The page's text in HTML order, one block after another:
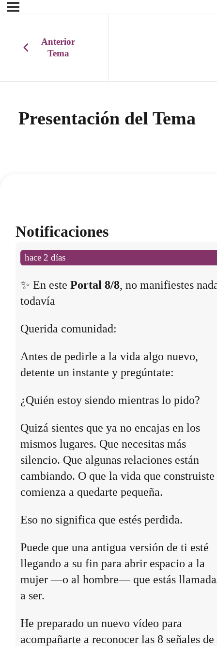
Anterior
Tema
Presentación del Tema
Notificaciones
hace 2 días
✨ En este Portal 8/8, no manifiestes
todavía
Querida comunidad:
Antes de pedirle a la vida algo nuevo,
detente un instante y pregúntate:
¿Quién estoy siendo mientras lo pido?
Quizá sientes que ya no encajas en los
mismos lugares. Que necesitas más
silencio. Que algunas relaciones están
cambiando. O que la vida que construiste
comienza a quedarte pequeña.
Eso no significa que estés perdida.
Puede que una antigua versión de ti esté
llegando a su fin para abrir espacio a la
mujer —o al hombre— que estás
a ser.
He preparado un nuevo vídeo para
acompañarte a reconocer las 8 señales de